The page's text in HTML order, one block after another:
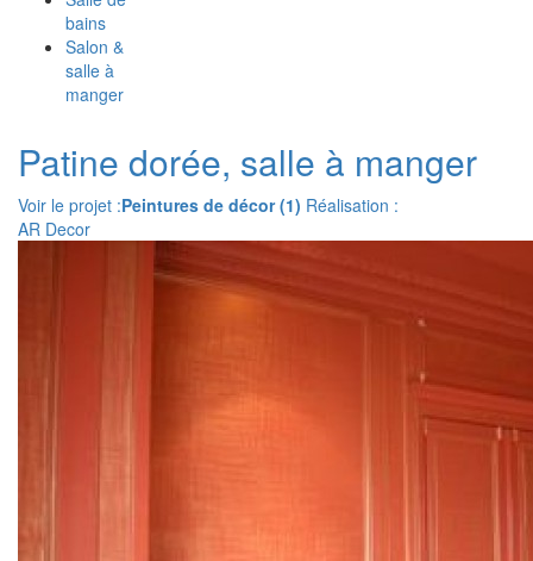
bains
Salon &
salle à
manger
Patine dorée, salle à manger
Voir le projet :Peintures de décor (1) Réalisation :
AR Decor